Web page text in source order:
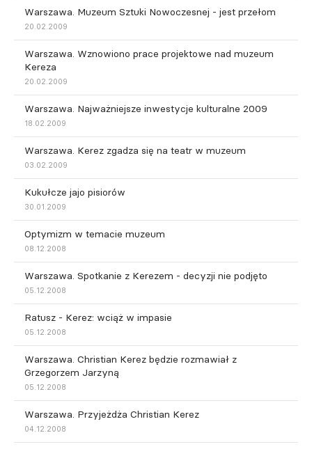
Warszawa. Muzeum Sztuki Nowoczesnej - jest przełom
20.02.2009
Warszawa. Wznowiono prace projektowe nad muzeum
Kereza
20.02.2009
Warszawa. Najważniejsze inwestycje kulturalne 2009
18.02.2009
Warszawa. Kerez zgadza się na teatr w muzeum
03.02.2009
Kukułcze jajo pisiorów
30.01.2009
Optymizm w temacie muzeum
08.12.2008
Warszawa. Spotkanie z Kerezem - decyzji nie podjęto
05.12.2008
Ratusz - Kerez: wciąż w impasie
05.12.2008
Warszawa. Christian Kerez będzie rozmawiał z
Grzegorzem Jarzyną
05.12.2008
Warszawa. Przyjeżdża Christian Kerez
04.12.2008